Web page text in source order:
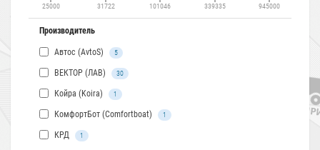
25000 31722 101046 339335 945000
Производитель
Автос (AvtoS) 5
ВЕКТОР (ЛАВ) 30
Койра (Koira) 1
КомфортБот (Comfortboat) 1
КРД 1